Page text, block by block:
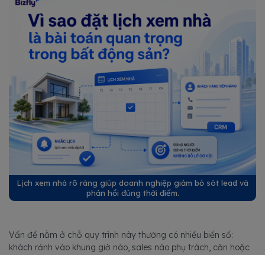
Lịch xem nhà rõ ràng giúp doanh nghiệp giảm bỏ sót lead và
phản hồi đúng thời điểm.
Vấn đề nằm ở chỗ quy trình này thường có nhiều biến số:
khách rảnh vào khung giờ nào, sales nào phụ trách, căn hoặc